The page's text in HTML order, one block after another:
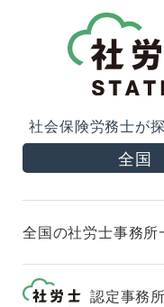
社会保険労務士が
全国
全国の社労士事務所
認定事務